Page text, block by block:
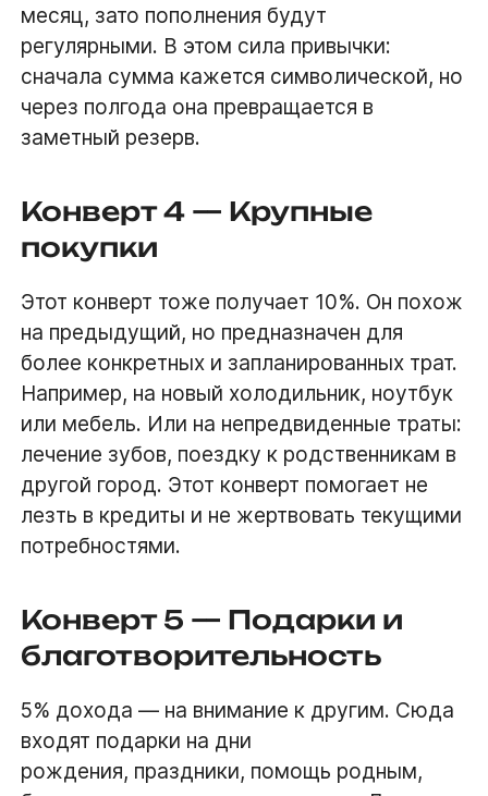
месяц, зато пополнения будут
регулярными. В этом сила привычки:
сначала сумма кажется символической, но
через полгода она превращается в
заметный резерв.
Конверт 4 — Крупные
покупки
Этот конверт тоже получает 10%. Он похож
на предыдущий, но предназначен для
более конкретных и запланированных трат.
Например, на новый холодильник, ноутбук
или мебель. Или на непредвиденные траты:
лечение зубов, поездку к родственникам в
другой город. Этот конверт помогает не
лезть в кредиты и не жертвовать текущими
потребностями.
Конверт 5 — Подарки и
благотворительность
5% дохода — на внимание к другим. Сюда
входят подарки на дни
рождения, праздники, помощь родным,